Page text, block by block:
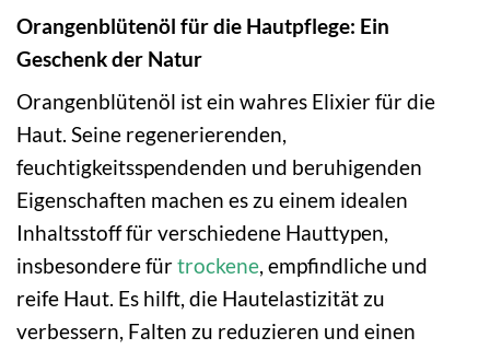
Orangenblütenöl für die Hautpflege: Ein
Geschenk der Natur
Orangenblütenöl ist ein wahres Elixier für die
Haut. Seine regenerierenden,
feuchtigkeitsspendenden und beruhigenden
Eigenschaften machen es zu einem idealen
Inhaltsstoff für verschiedene Hauttypen,
insbesondere fürtrockene, empfindliche und
reife Haut. Es hilft, die Hautelastizität zu
verbessern, Falten zu reduzieren und einen